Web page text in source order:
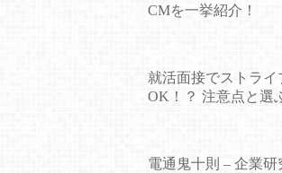
CMを一挙紹介！
就活面接でストライ
OK！？ 注意点と選
電通鬼十則 – 企業研